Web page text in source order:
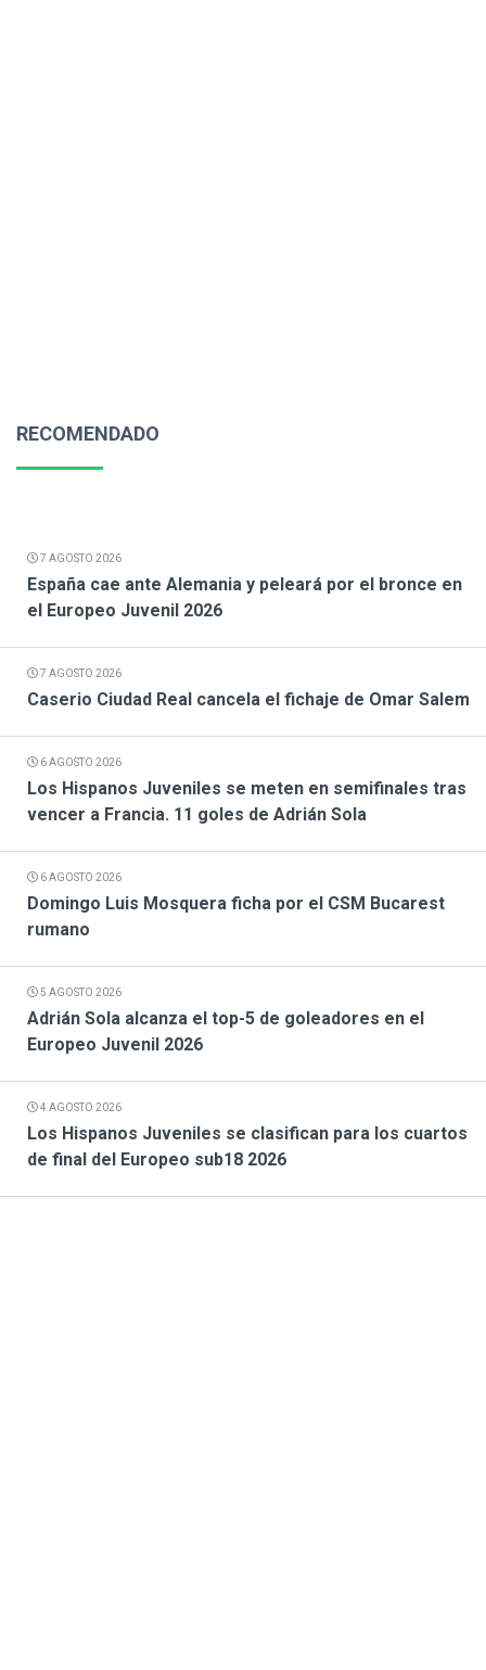
RECOMENDADO
7 AGOSTO 2026
España cae ante Alemania y peleará por el bronce en
el Europeo Juvenil 2026
7 AGOSTO 2026
Caserio Ciudad Real cancela el fichaje de Omar Salem
6 AGOSTO 2026
Los Hispanos Juveniles se meten en semifinales tras
vencer a Francia. 11 goles de Adrián Sola
6 AGOSTO 2026
Domingo Luis Mosquera ficha por el CSM Bucarest
rumano
5 AGOSTO 2026
Adrián Sola alcanza el top-5 de goleadores en el
Europeo Juvenil 2026
4 AGOSTO 2026
Los Hispanos Juveniles se clasifican para los cuartos
de final del Europeo sub18 2026